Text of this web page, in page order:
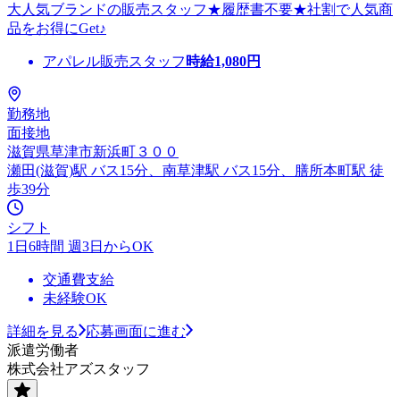
大人気ブランドの販売スタッフ★履歴書不要★社割で人気商
品をお得にGet♪
アパレル販売スタッフ 時給1,080円
勤務地
面接地
滋賀県草津市新浜町３００
瀬田(滋賀)駅 バス15分、南草津駅 バス15分、膳所本町駅 徒
歩39分
シフト
1日6時間 週3日からOK
交通費支給
未経験OK
詳細を見る
応募画面に進む
派遣労働者
株式会社アズスタッフ